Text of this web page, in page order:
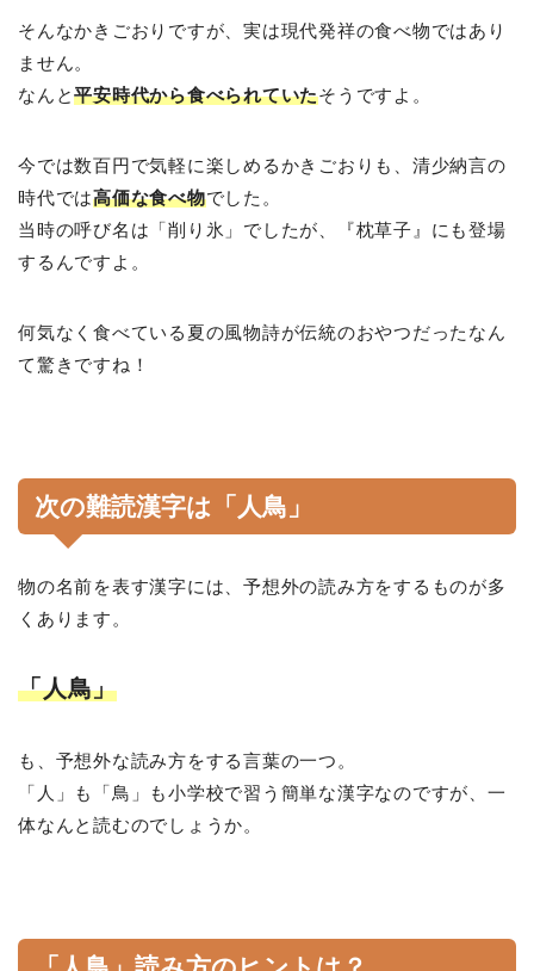
そんなかきごおりですが、実は現代発祥の食べ物ではあり
ません。
なんと平安時代から食べられていたそうですよ。
今では数百円で気軽に楽しめるかきごおりも、清少納言の
時代では高価な食べ物でした。
当時の呼び名は「削り氷」でしたが、『枕草子』にも登場
するんですよ。
何気なく食べている夏の風物詩が伝統のおやつだったなん
て驚きですね！
次の難読漢字は「人鳥」
物の名前を表す漢字には、予想外の読み方をするものが多
くあります。
「人鳥」
も、予想外な読み方をする言葉の一つ。
「人」も「鳥」も小学校で習う簡単な漢字なのですが、一
体なんと読むのでしょうか。